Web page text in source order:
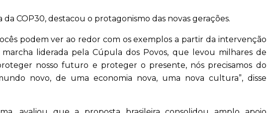
COP30, destacou o protagonismo das novas gerações.
podem ver ao redor com os exemplos a partir da intervenção
liderada pela Cúpula dos Povos, que levou milhares de
nosso futuro e proteger o presente, nós precisamos do
novo, de uma economia nova, uma nova cultura”, disse